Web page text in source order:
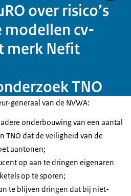
over risico’s
modellen cv-
merk Nefit
TNO
generaal van de NVWA:
onderbouwing van een aantal
TNO dat de veiligheid van de
aantonen;
op aan te dringen eigenaren
op te sporen;
te blijven dringen dat bij niet-